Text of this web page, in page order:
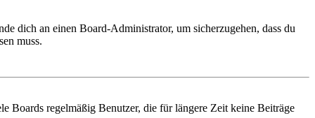
dich an einen Board-Administrator, um sicherzugehen, dass du
muss.
Boards regelmäßig Benutzer, die für längere Zeit keine Beiträge